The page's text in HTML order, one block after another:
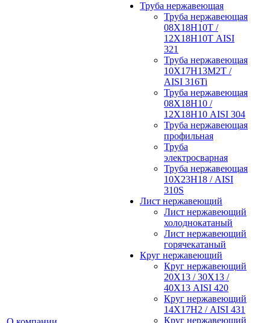
Труба нержавеющая
Труба нержавеющая
08Х18Н10Т /
12Х18Н10Т AISI
321
Труба нержавеющая
10Х17Н13М2Т /
AISI 316Ti
Труба нержавеющая
08Х18Н10 /
12Х18Н10 AISI 304
Труба нержавеющая
профильная
Труба
электросварная
Труба нержавеющая
10Х23Н18 / AISI
310S
Лист нержавеющий
Лист нержавеющий
холоднокатаный
Лист нержавеющий
горячекатаный
Круг нержавеющий
Круг нержавеющий
20Х13 / 30Х13 /
40Х13 AISI 420
Круг нержавеющий
14Х17Н2 / AISI 431
Круг нержавеющий